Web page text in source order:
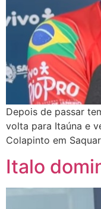
Depois de passar
volta para Itaúna e
Colapinto em
Italo